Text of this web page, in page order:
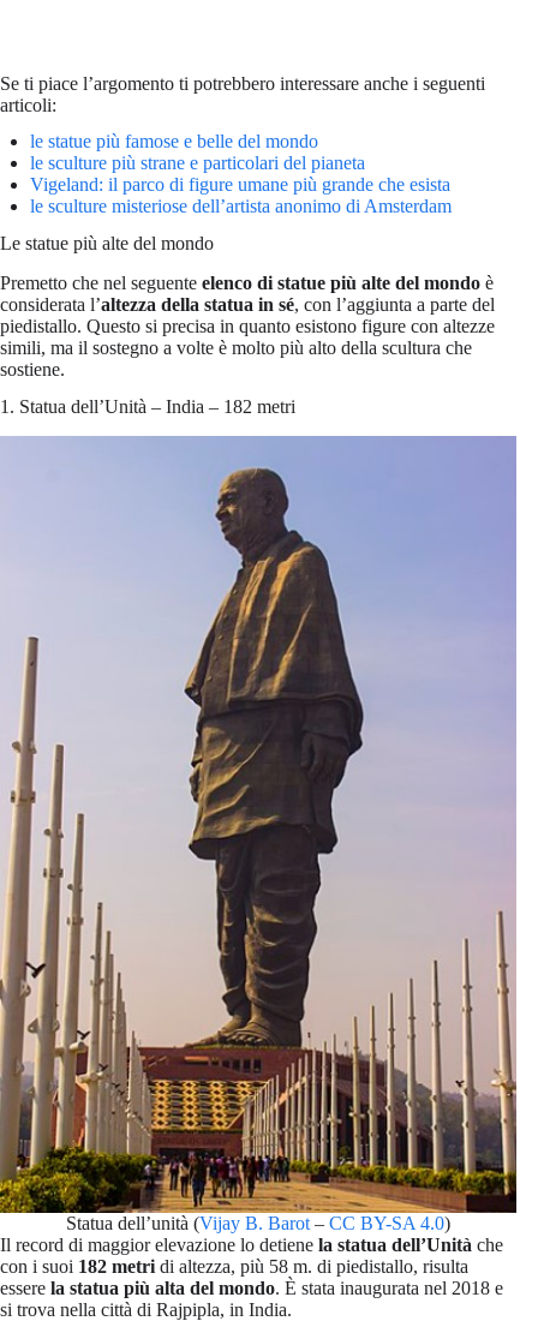
Se ti piace l’argomento ti potrebbero interessare anche i seguenti
articoli:
le statue più famose e belle del mondo
le sculture più strane e particolari del pianeta
Vigeland: il parco di figure umane più grande che esista
le sculture misteriose dell’artista anonimo di Amsterdam
Le statue più alte del mondo
Premetto che nel seguente elenco di statue più alte del mondo è
considerata l’altezza della statua in sé, con l’aggiunta a parte del
piedistallo. Questo si precisa in quanto esistono figure con altezze
simili, ma il sostegno a volte è molto più alto della scultura che
sostiene.
1. Statua dell’Unità – India – 182 metri
Statua dell’unità (Vijay B. Barot –CC BY-SA 4.0)
Il record di maggior elevazione lo detiene la statua dell’Unità che
con i suoi 182 metri di altezza, più 58 m. di piedistallo, risulta
essere la statua più alta del mondo. È stata inaugurata nel 2018 e
si trova nella città di Rajpipla, in India.